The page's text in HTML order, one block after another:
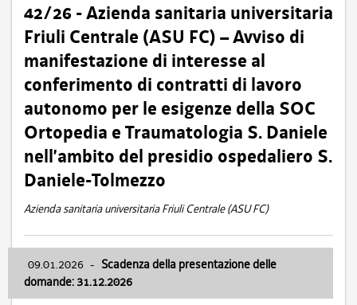
42/26 - Azienda sanitaria universitaria
Friuli Centrale (ASU FC) – Avviso di
manifestazione di interesse al
conferimento di contratti di lavoro
autonomo per le esigenze della SOC
Ortopedia e Traumatologia S. Daniele
nell’ambito del presidio ospedaliero S.
Daniele-Tolmezzo
Azienda sanitaria universitaria Friuli Centrale (ASU FC)
09.01.2026 - Scadenza della presentazione delle
domande: 31.12.2026